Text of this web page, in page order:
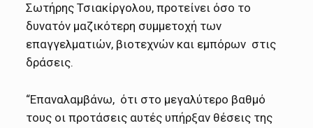
Σωτήρης Τσιακίργολου, προτείνει όσο το
δυνατόν μαζικότερη συμμετοχή των
επαγγελματιών, βιοτεχνών και εμπόρων στις
δράσεις.
“Επαναλαμβάνω, ότι στο μεγαλύτερο βαθμό
τους οι προτάσεις αυτές υπήρξαν θέσεις της